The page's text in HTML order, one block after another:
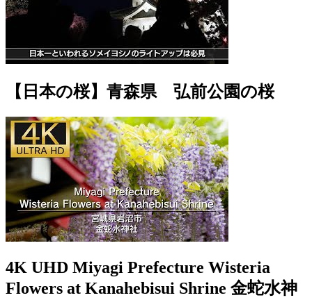
【日本の桜】青森県 弘前公園の桜
4K UHD Miyagi Prefecture Wisteria
Flowers at Kanahebisui Shrine 金蛇水神